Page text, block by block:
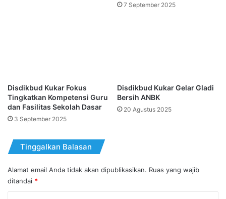
7 September 2025
Disdikbud Kukar Fokus
Tingkatkan Kompetensi Guru
dan Fasilitas Sekolah Dasar
3 September 2025
Disdikbud Kukar Gelar Gladi
Bersih ANBK
20 Agustus 2025
Tinggalkan Balasan
Alamat email Anda tidak akan dipublikasikan. Ruas yang wajib
ditandai *